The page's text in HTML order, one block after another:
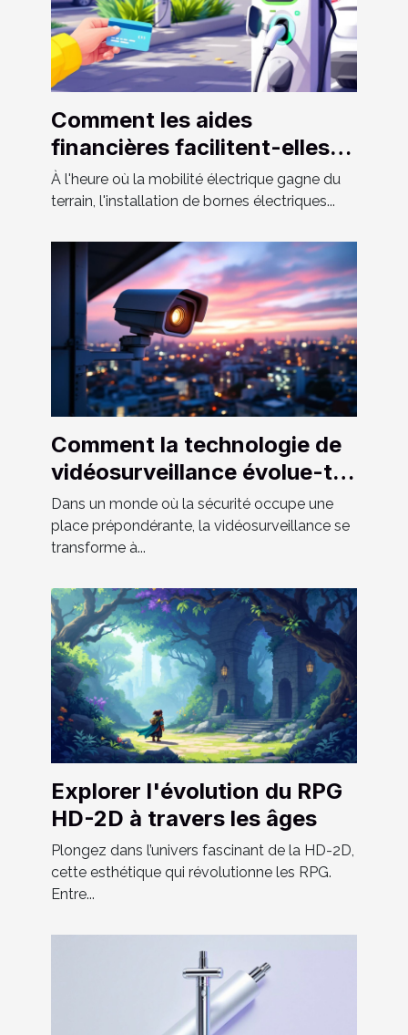
Comment les aides
financières facilitent-elles
l'installation de bornes
électriques ?
À l'heure où la mobilité électrique gagne du
terrain, l'installation de bornes électriques...
Comment la technologie de
vidéosurveillance évolue-t-
elle ?
Dans un monde où la sécurité occupe une
place prépondérante, la vidéosurveillance se
transforme à...
Explorer l'évolution du RPG
HD-2D à travers les âges
Plongez dans l’univers fascinant de la HD-2D,
cette esthétique qui révolutionne les RPG.
Entre...